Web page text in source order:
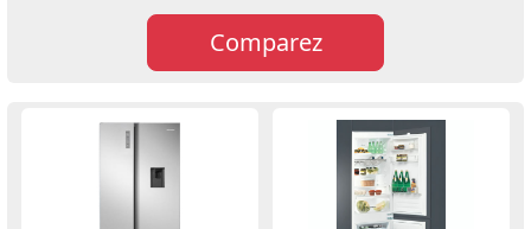
Comparez